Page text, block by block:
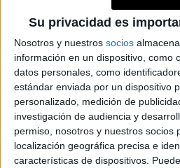
Su privacidad es
Nosotros y nuestros socios
información en un dispositivo, como
datos personales, como
estándar enviada por un dispositivo
personalizado, medición de
investigación de audiencia y
permiso, nosotros y nuestros socios
localización geográfica precisa e
características de dispositivos.
Weekend
Look
Luz Mía
© Perfil.com 2006-2019 - Todos
Registro de Propiedad